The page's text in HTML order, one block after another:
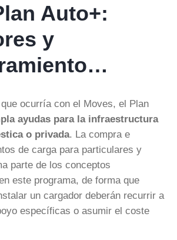
Auto+:
y
ocurría con el Moves, el Plan
ayudas para la infraestructura
o privada. La compra e
de carga para particulares y
parte de los conceptos
este programa, de forma que
un cargador deberán recurrir a
específicas o asumir el coste